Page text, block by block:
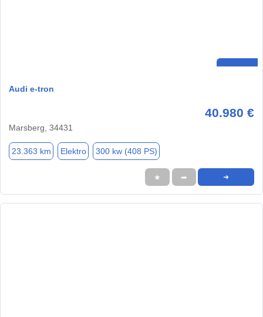
Audi e-tron
40.980 €
Marsberg, 34431
23.363 km Elektro 300 kw (408 PS)
★ ➦ ➜